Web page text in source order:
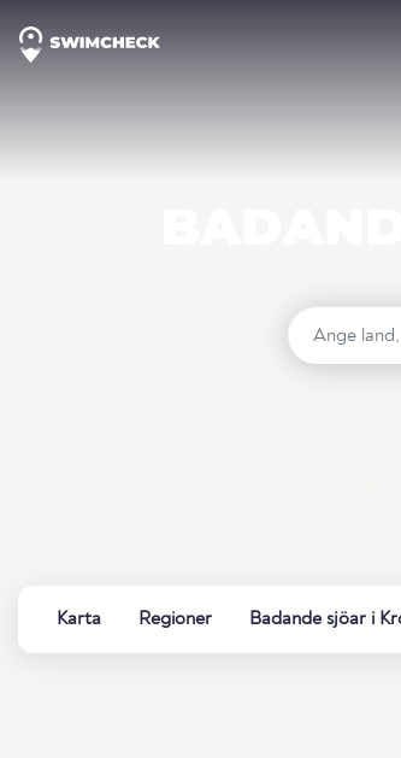
Karta Regioner Badande sjöar i